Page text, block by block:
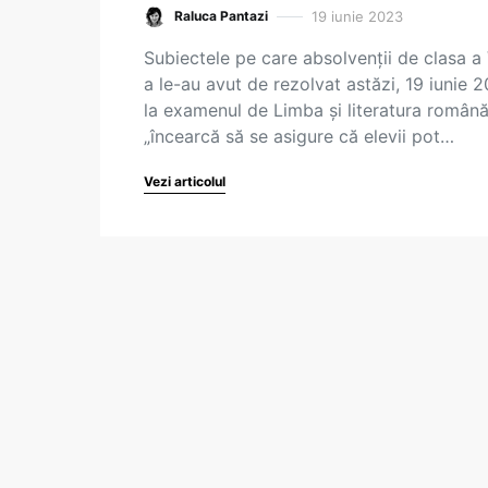
Raluca Pantazi 19 iunie 2023
Subiectele pe care absolvenții de clasa a
a le-au avut de rezolvat astăzi, 19 iunie
la examenul de Limba și literatura română
„încearcă să se asigure că elevii pot…
Vezi articolul